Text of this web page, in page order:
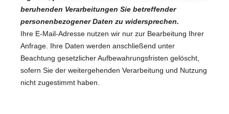
beruhenden Verarbeitungen Sie betreffender
personenbezogener Daten zu widersprechen.
Ihre E-Mail-Adresse nutzen wir nur zur Bearbeitung Ihrer
Anfrage. Ihre Daten werden anschließend unter
Beachtung gesetzlicher Aufbewahrungsfristen gelöscht,
sofern Sie der weitergehenden Verarbeitung und Nutzung
nicht zugestimmt haben.